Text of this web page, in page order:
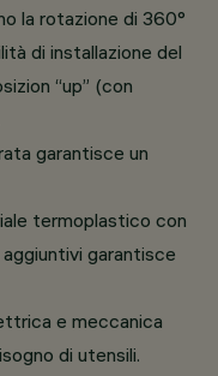
la rotazione di 360°
di installazione del
“up” (con
garantisce un
termoplastico con
garantisce
e meccanica
di utensili.